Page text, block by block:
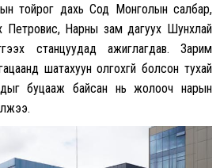
тойрог дахь Сод Монголын салбар,
Петровис, Нарны зам дагуух Шунхлай
станцуудад ажиглагдав. Зарим
шатахуун олгохгүй болсон тухай
буцааж байсан нь жолооч нарын